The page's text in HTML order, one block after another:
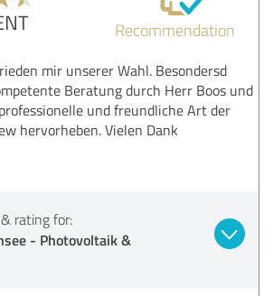
Recommendation
mir unserer Wahl. Besondersd
Beratung durch Herr Boos und
und freundliche Art der
hervorheben. Vielen Dank
rating for:
- Photovoltaik &